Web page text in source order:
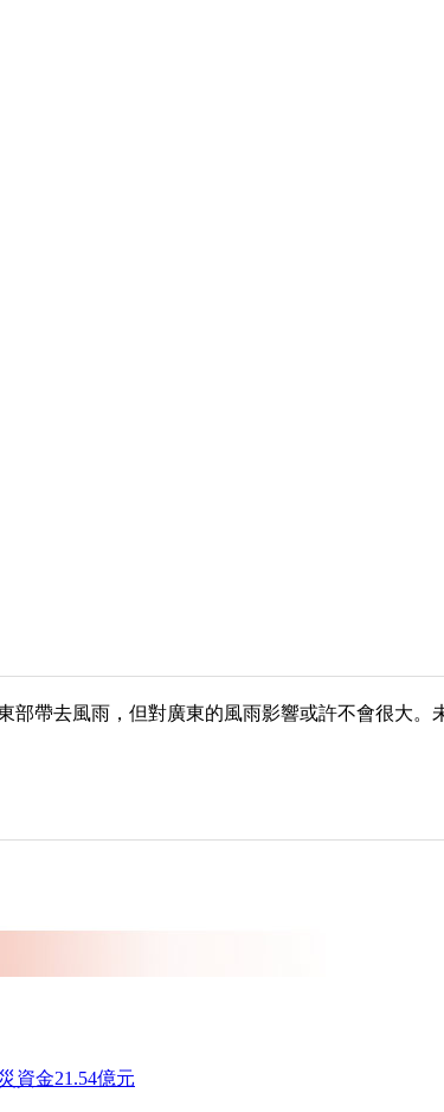
部帶去風雨，但對廣東的風雨影響或許不會很大
資金21.54億元